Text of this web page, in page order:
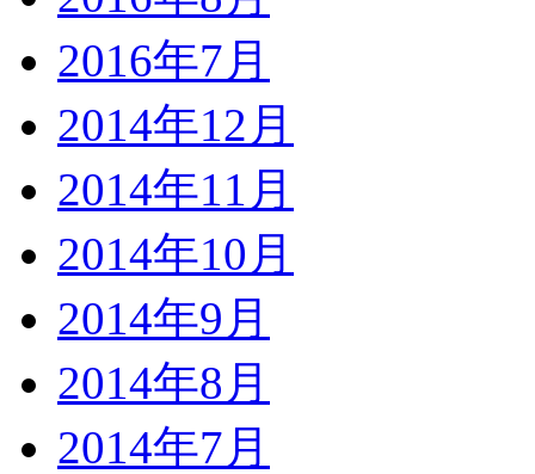
2016年7月
2014年12月
2014年11月
2014年10月
2014年9月
2014年8月
2014年7月